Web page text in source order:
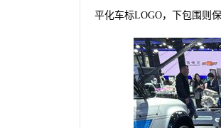
平化车标LOGO，下包围则